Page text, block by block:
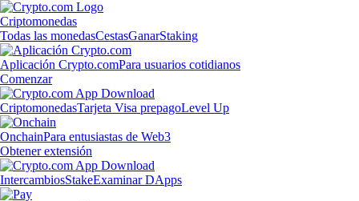
Criptomonedas
Todas las monedasCestasGanarStaking
Aplicación Crypto.comPara usuarios cotidianos
Comenzar
CriptomonedasTarjeta Visa prepagoLevel Up
OnchainPara entusiastas de Web3
Obtener extensión
IntercambiosStakeExaminar DApps